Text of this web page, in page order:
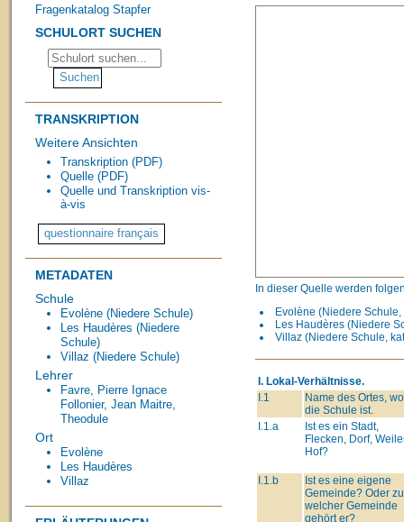
Fragenkatalog Stapfer
SCHULORT SUCHEN
TRANSKRIPTION
Weitere Ansichten
Transkription (PDF)
Quelle (PDF)
Quelle und Transkription vis-
à-vis
METADATEN
Schule
Evolène (Niedere Schule)
Les Haudères (Niedere
Schule)
Villaz (Niedere Schule)
Lehrer
Favre, Pierre Ignace
Follonier, Jean Maitre,
Theodule
Ort
Evolène
Les Haudères
Villaz
In dieser Quelle werden
Evolène (Niedere
Les Haudères (Niedere
Villaz (Niedere Schule,
I. Lokal-Verhältnisse.
I.1
Name des Ortes, wo
die Schule ist.
I.1.a
Ist es ein Stadt,
Flecken, Dorf,
Hof?
I.1.b
Ist es eine eigene
Gemeinde? Oder zu
welcher Gemeinde
gehört er?